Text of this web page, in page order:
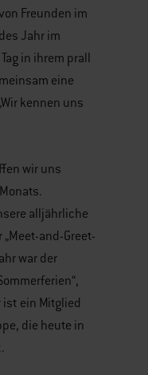
Freunden im
Jahr im
in ihrem prall
eine
kennen uns
wir uns
alljährliche
and-Greet-
war der
ist ein Mitglied
die heute in